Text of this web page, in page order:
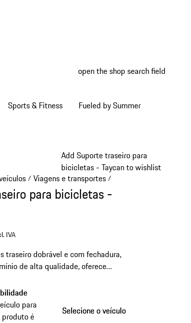
open the shop search field
Sports & Fitness Fueled by Summer
Add Suporte traseiro para
bicicletas - Taycan to wishlist
/ Viagens e transportes/
para bicicletas -
IVA
traseiro dobrável e com fechadura,
de alta qualidade, oferece
para
é
Selecione o veículo
Selecione o veículo